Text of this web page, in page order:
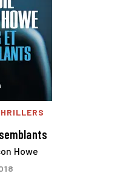
Howe